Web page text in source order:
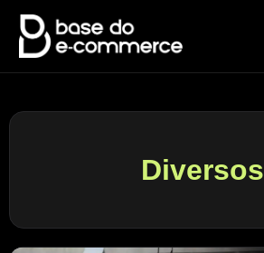
Diversos